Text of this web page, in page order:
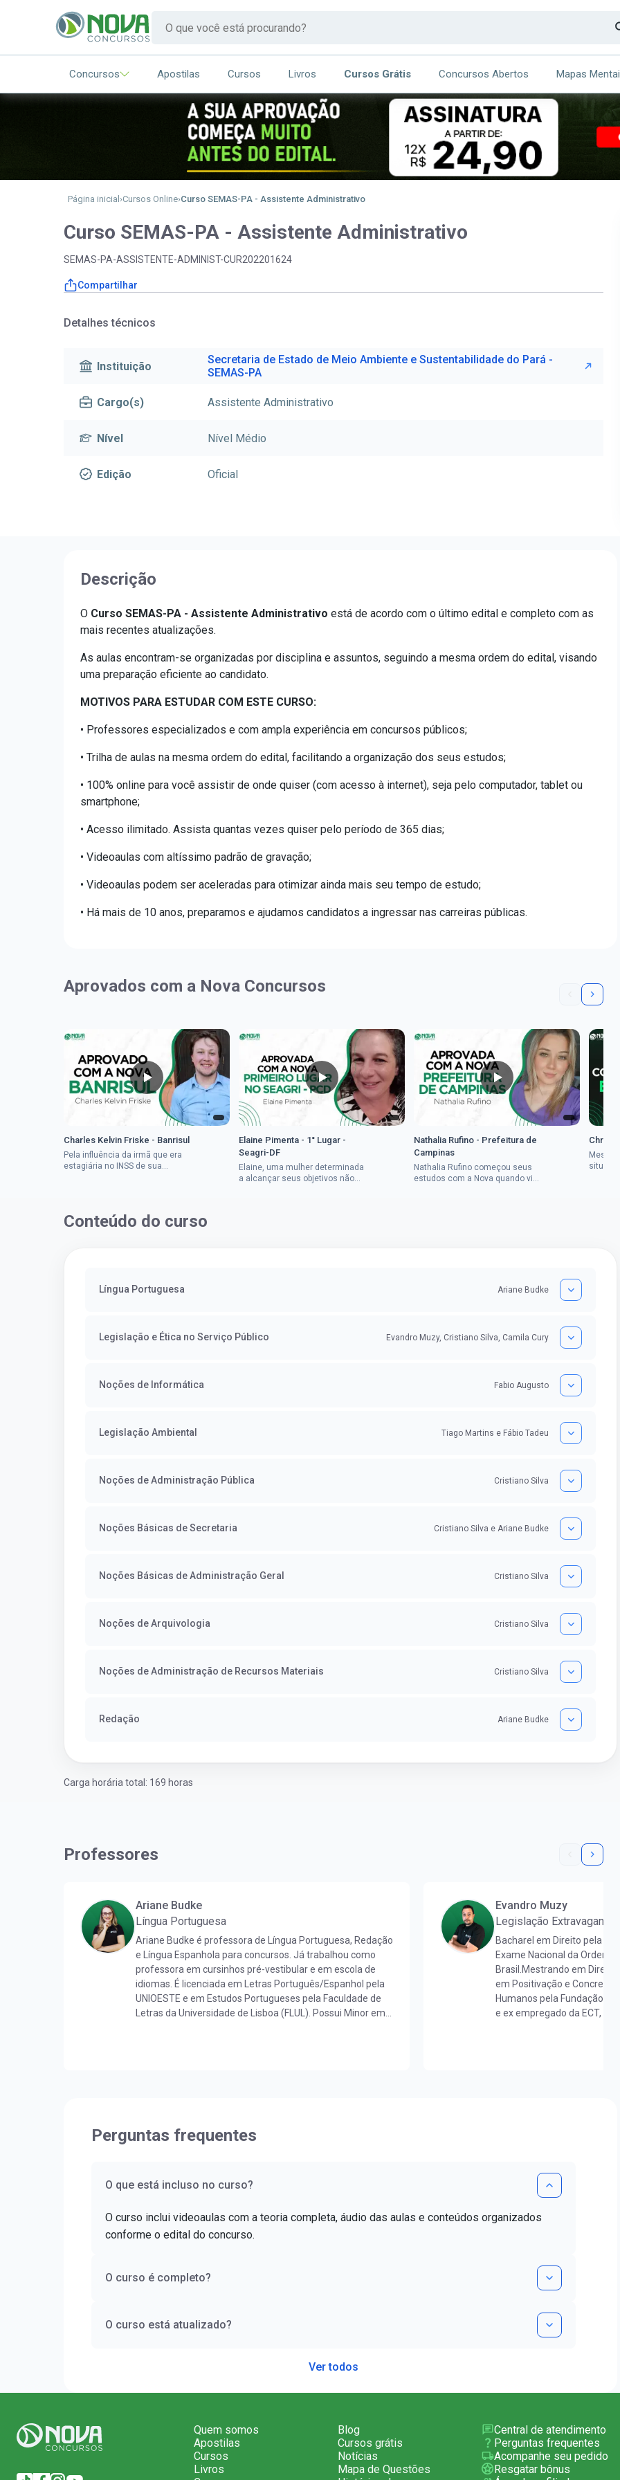
Concursos Apostilas Cursos Livros Cursos Grátis Concursos Abertos Mapas
Página inicial Cursos Online Curso SEMAS-PA - Assistente Administrativo
Curso SEMAS-PA - Assistente Administrativo
SEMAS-PA-ASSISTENTE-ADMINIST-CUR202201624
Compartilhar
Detalhes técnicos
Instituição
Secretaria de Estado de Meio Ambiente e Sustentabilidade do Pará -
SEMAS-PA
Cargo(s) Assistente Administrativo
Nível Nível Médio
Edição Oficial
Descrição
O Curso SEMAS-PA - Assistente Administrativo está de acordo com o último edital e completo com as
mais recentes atualizações.
As aulas encontram-se organizadas por disciplina e assuntos, seguindo a mesma ordem do edital, visando
uma preparação eficiente ao candidato.
MOTIVOS PARA ESTUDAR COM ESTE CURSO:
• Professores especializados e com ampla experiência em concursos públicos;
• Trilha de aulas na mesma ordem do edital, facilitando a organização dos seus estudos;
• 100% online para você assistir de onde quiser (com acesso à internet), seja pelo computador, tablet ou
smartphone;
• Acesso ilimitado. Assista quantas vezes quiser pelo período de 365 dias;
• Videoaulas com altíssimo padrão de gravação;
• Videoaulas podem ser aceleradas para otimizar ainda mais seu tempo de estudo;
• Há mais de 10 anos, preparamos e ajudamos candidatos a ingressar nas carreiras públicas.
Aprovados com a Nova Concursos
Charles Kelvin Friske - Banrisul
Pela influência da irmã que era
estagiária no INSS de sua
Elaine Pimenta - 1° Lugar -
Seagri-DF
Elaine, uma mulher determinada
a alcançar seus objetivos não
Nathalia Rufino - Prefeitura de
Campinas
Nathalia Rufino começou seus
estudos com a Nova quando viu
Mesmo
Conteúdo do curso
Língua Portuguesa Ariane Budke
Legislação e Ética no Serviço Público Evandro Muzy, Cristiano Silva, Camila Cury
Noções de Informática Fabio Augusto
Legislação Ambiental Tiago Martins e Fábio Tadeu
Noções de Administração Pública Cristiano Silva
Noções Básicas de Secretaria Cristiano Silva e Ariane Budke
Noções Básicas de Administração Geral Cristiano Silva
Noções de Arquivologia Cristiano Silva
Noções de Administração de Recursos Materiais Cristiano Silva
Redação Ariane Budke
Carga horária total: 169 horas
Professores
Ariane Budke
Língua Portuguesa
Ariane Budke é professora de Língua Portuguesa, Redação
e Língua Espanhola para concursos. Já trabalhou como
professora em cursinhos pré-vestibular e em escola de
idiomas. É licenciada em Letras Português/Espanhol pela
UNIOESTE e em Estudos Portugueses pela Faculdade de
Letras da Universidade de Lisboa (FLUL). Possui Minor em
Evandro Muzy
Legislação Extravagante,
Bacharel em Direito pela
Exame Nacional da Ordem
Brasil.Mestrando em Direito
em Positivação e
Humanos pela Fundação
e ex empregado da ECT, ex
Perguntas frequentes
O que está incluso no curso?
O curso inclui videoaulas com a teoria completa, áudio das aulas e conteúdos organizados
conforme o edital do concurso.
O curso é completo?
O curso está atualizado?
Ver todos
Quem somos
Apostilas
Cursos
Livros
Blog
Cursos grátis
Notícias
Mapa de Questões
Central de atendimento
Perguntas frequentes
Acompanhe seu pedido
Resgatar bônus